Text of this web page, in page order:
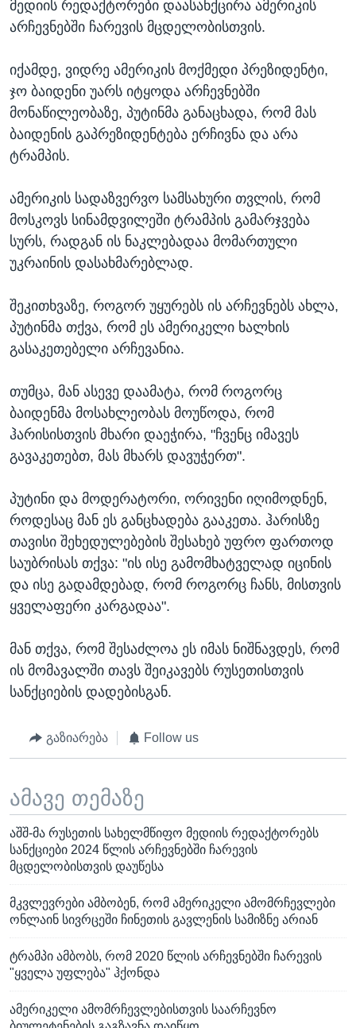
მედიის რედაქტორები დაასანქცირა ამერიკის
არჩევნებში ჩარევის მცდელობისთვის.
იქამდე, ვიდრე ამერიკის მოქმედი პრეზიდენტი,
ჯო ბაიდენი უარს იტყოდა არჩევნებში
მონაწილეობაზე, პუტინმა განაცხადა, რომ მას
ბაიდენის გაპრეზიდენტება ერჩივნა და არა
ტრამპის.
ამერიკის სადაზვერვო სამსახური თვლის, რომ
მოსკოვს სინამდვილეში ტრამპის გამარჯვება
სურს, რადგან ის ნაკლებადაა მომართული
უკრაინის დასახმარებლად.
შეკითხვაზე, როგორ უყურებს ის არჩევნებს ახლა,
პუტინმა თქვა, რომ ეს ამერიკელი ხალხის
გასაკეთებელი არჩევანია.
თუმცა, მან ასევე დაამატა, რომ როგორც
ბაიდენმა მოსახლეობას მოუწოდა, რომ
ჰარისისთვის მხარი დაეჭირა, "ჩვენც იმავეს
გავაკეთებთ, მას მხარს დავუჭერთ".
პუტინი და მოდერატორი, ორივენი იღიმოდნენ,
როდესაც მან ეს განცხადება გააკეთა. ჰარისზე
თავისი შეხედულებების შესახებ უფრო ფართოდ
საუბრისას თქვა: "ის ისე გამომხატველად იცინის
და ისე გადამდებად, რომ როგორც ჩანს, მისთვის
ყველაფერი კარგადაა".
მან თქვა, რომ შესაძლოა ეს იმას ნიშნავდეს, რომ
ის მომავალში თავს შეიკავებს რუსეთისთვის
სანქციების დადებისგან.
გაზიარება Follow us
ამავე თემაზე
აშშ-მა რუსეთის სახელმწიფო მედიის რედაქტორებს
სანქციები 2024 წლის არჩევნებში ჩარევის
მცდელობისთვის დაუწესა
მკვლევრები ამბობენ, რომ ამერიკელი ამომრჩევლები
ონლაინ სივრცეში ჩინეთის გავლენის სამიზნე არიან
ტრამპი ამბობს, რომ 2020 წლის არჩევნებში ჩარევის
"ყველა უფლება" ჰქონდა
ამერიკელი ამომრჩევლებისთვის საარჩევნო